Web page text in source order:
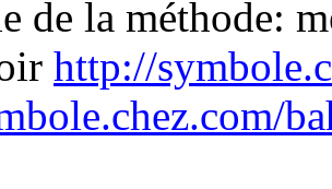
de la méthode:
http://